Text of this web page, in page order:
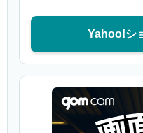
Yahoo!シ